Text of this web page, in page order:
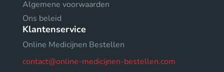
Algemene voorwaarden
Ons beleid
Klantenservice
Online Medicijnen Bestellen
contact@online-medicijnen-bestellen.com